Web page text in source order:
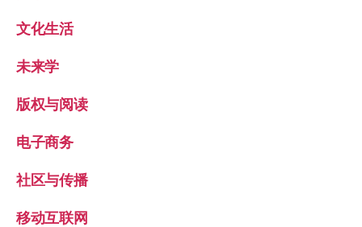
文化生活
未来学
版权与阅读
电子商务
社区与传播
移动互联网